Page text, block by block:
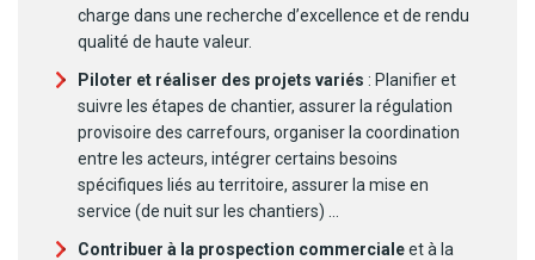
charge dans une recherche d’excellence et de rendu
qualité de haute valeur.
Piloter et réaliser des projets variés : Planifier et
suivre les étapes de chantier, assurer la régulation
provisoire des carrefours, organiser la coordination
entre les acteurs, intégrer certains besoins
spécifiques liés au territoire, assurer la mise en
service (de nuit sur les chantiers)
Contribuer à la prospection commercialeet à la